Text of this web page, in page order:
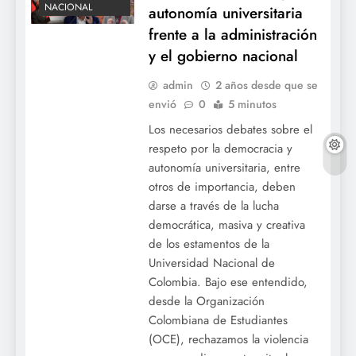
NACIONAL
autonomía universitaria
frente a la administración
y el gobierno nacional
admin
2 años desde que se
envió
0 5 minutos
Los necesarios debates sobre el
respeto por la democracia y
autonomía universitaria, entre
otros de importancia, deben
darse a través de la lucha
democrática, masiva y creativa
de los estamentos de la
Universidad Nacional de
Colombia. Bajo ese entendido,
desde la Organización
Colombiana de Estudiantes
(OCE), rechazamos la violencia